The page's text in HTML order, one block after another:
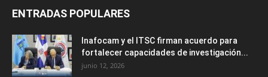
ENTRADAS POPULARES
Inafocam y el ITSC firman acuerdo para
fortalecer capacidades de investigación...
junio 12, 2026